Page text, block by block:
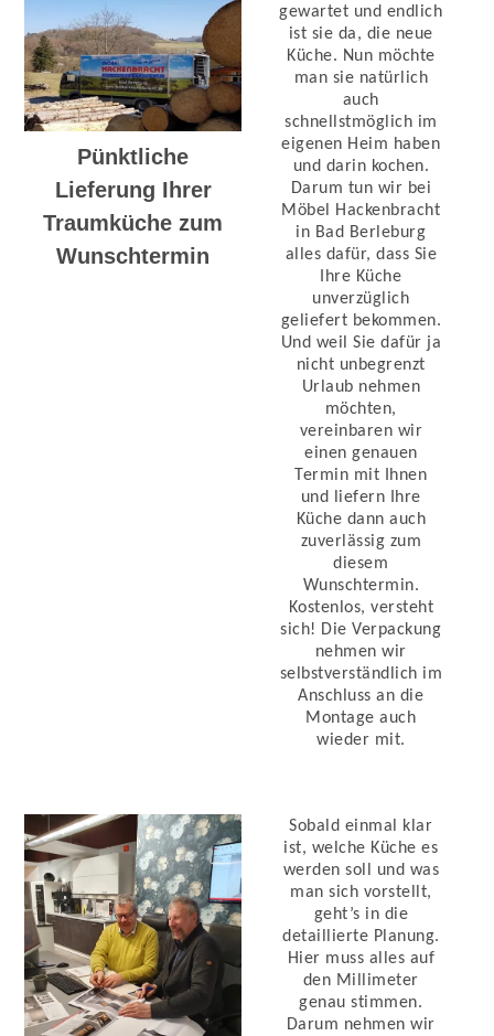
Pünktliche
Lieferung Ihrer
Traumküche zum
Wunschtermin
gewartet und endlich
ist sie da, die neue
Küche. Nun möchte
man sie natürlich
auch
schnellstmöglich im
eigenen Heim haben
und darin kochen.
Darum tun wir bei
Möbel Hackenbracht
in Bad Berleburg
alles dafür, dass Sie
Ihre Küche
unverzüglich
geliefert bekommen.
Und weil Sie dafür ja
nicht unbegrenzt
Urlaub nehmen
möchten,
vereinbaren wir
einen genauen
Termin mit Ihnen
und liefern Ihre
Küche dann auch
zuverlässig zum
diesem
Wunschtermin.
Kostenlos, versteht
sich! Die Verpackung
nehmen wir
selbstverständlich im
Anschluss an die
Montage auch
wieder mit.
Sobald einmal klar
ist, welche Küche es
werden soll und was
man sich vorstellt,
geht’s in die
detaillierte Planung.
Hier muss alles auf
den Millimeter
genau stimmen.
Darum nehmen wir